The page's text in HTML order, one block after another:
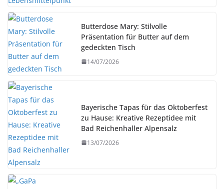
Butterdose Mary: Stilvolle
Präsentation für Butter auf dem
gedeckten Tisch
14/07/2026
Bayerische Tapas für das Oktoberfest
zu Hause: Kreative Rezeptidee mit
Bad Reichenhaller Alpensalz
13/07/2026